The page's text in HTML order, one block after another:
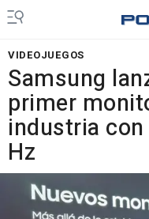
VIDEOJUEGOS
Samsung
primer
industria
Hz